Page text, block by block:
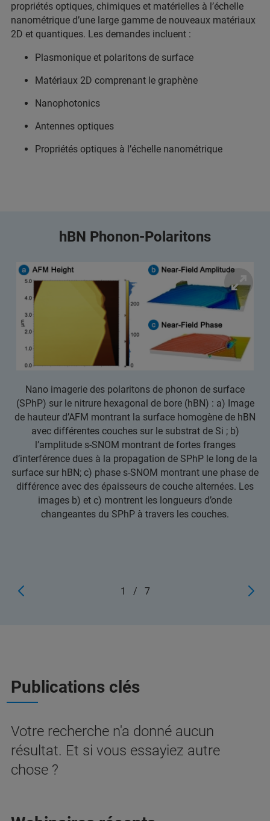
propriétés optiques, chimiques et matérielles à l’échelle
nanométrique d’une large gamme de nouveaux matériaux
2D et quantiques. Les demandes incluent :
Plasmonique et polaritons de surface
Matériaux 2D comprenant le graphène
Nanophotonics
Antennes optiques
Propriétés optiques à l’échelle nanométrique
hBN Phonon-Polaritons
Nano imagerie des polaritons de phonon de surface
(SPhP) sur le nitrure hexagonal de bore (hBN) : a) Image
de hauteur d’AFM montrant la surface homogène de hBN
avec différentes couches sur le substrat de Si ; b)
l’amplitude s-SNOM montrant de fortes franges
d’interférence dues à la propagation de SPhP le long de la
surface sur hBN; c) phase s-SNOM montrant une phase de
différence avec des épaisseurs de couche alternées. Les
images b) et c) montrent les longueurs d’onde
changeantes du SPhP à travers les couches.
1 / 7
Publications clés
Votre recherche n'a donné aucun
résultat. Et si vous essayiez autre
chose ?